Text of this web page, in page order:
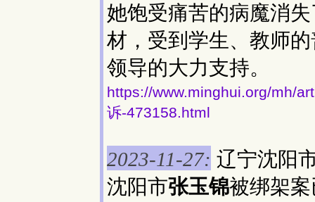
她饱受痛苦的病魔消
材，受到学生、教师
领导的大力支持。
https://www.minghui.org/mh/
诉-473158.html
2023-11-27: 辽宁沈阳
沈阳市张玉锦被绑架